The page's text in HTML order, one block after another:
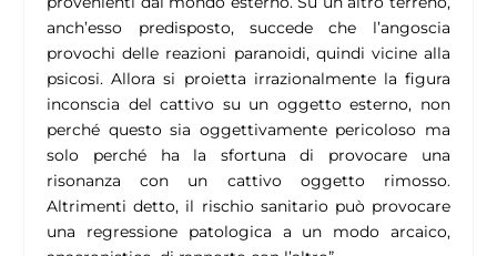
anch’esso predisposto, succede che l’angoscia
provochi delle reazioni paranoidi, quindi vicine alla
psicosi. Allora si proietta irrazionalmente la figura
inconscia del cattivo su un oggetto esterno, non
perché questo sia oggettivamente pericoloso ma
solo perché ha la sfortuna di provocare una
risonanza con un cattivo oggetto rimosso.
Altrimenti detto, il rischio sanitario può provocare
una regressione patologica a un modo arcaico,